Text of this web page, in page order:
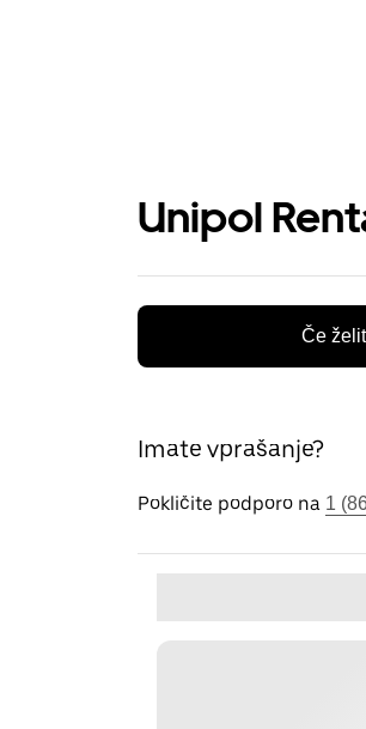
Unipol
Če
Imate vprašanje?
Pokličite podporo na 1